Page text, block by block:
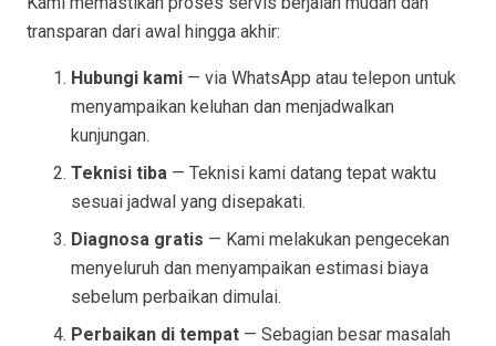
transparan dari awal hingga akhir:
Hubungi kami — via WhatsApp atau telepon untuk
menyampaikan keluhan dan menjadwalkan
kunjungan.
Teknisi tiba — Teknisi kami datang tepat waktu
sesuai jadwal yang disepakati.
Diagnosa gratis — Kami melakukan pengecekan
menyeluruh dan menyampaikan estimasi biaya
sebelum perbaikan dimulai.
Perbaikan di tempat — Sebagian besar masalah